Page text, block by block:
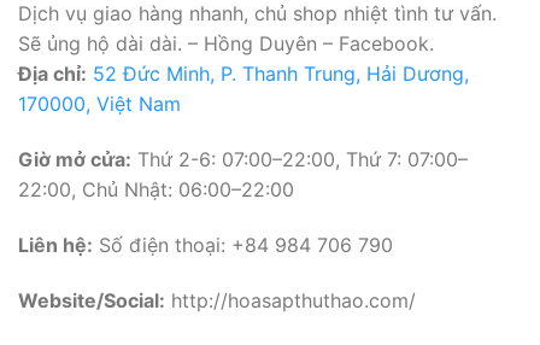
Dịch vụ giao hàng nhanh, chủ shop nhiệt tình tư vấn.
Sẽ ủng hộ dài dài. – Hồng Duyên – Facebook.
Địa chỉ: 52 Đức Minh, P. Thanh Trung, Hải Dương,
170000, Việt Nam
Giờ mở cửa: Thứ 2-6: 07:00–22:00, Thứ 7: 07:00–
22:00, Chủ Nhật: 06:00–22:00
Liên hệ: Số điện thoại: +84 984 706 790
Website/Social: http://hoasapthuthao.com/